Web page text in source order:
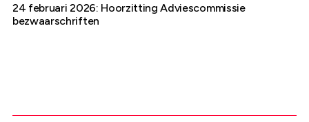
24 februari 2026: Hoorzitting Adviescommissie
bezwaarschriften